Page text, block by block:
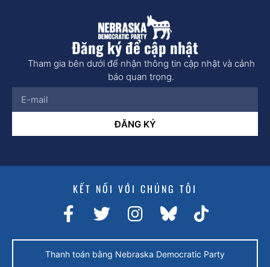
Đăng ký để cập nhật
Tham gia bên dưới để nhận thông tin cập nhật và cảnh
báo quan trọng.
ĐĂNG KÝ
KẾT NỐI VỚI CHÚNG TÔI
Thanh toán bằng Nebraska Democratic Party